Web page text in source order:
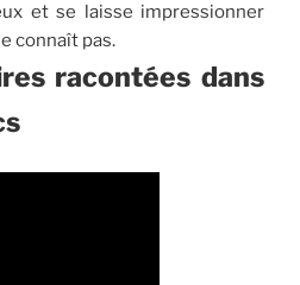
et se laisse impressionner
connaît pas.
racontées dans